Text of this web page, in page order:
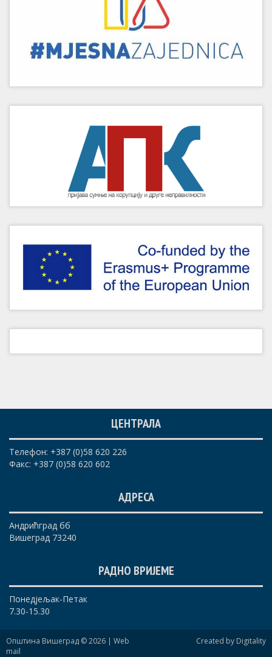
ЦЕНТРАЛА
Телефон: +387 (0)58 620 226
Факс: +387 (0)58 620 602
АДРЕСА
Андрићград бб
Вишеград 73240
РАДНО ВРИЈЕМЕ
Понедјељак-Петак
7.30-15.30
Општина Вишеград © 2026 | Web
mail
Created by Digitality